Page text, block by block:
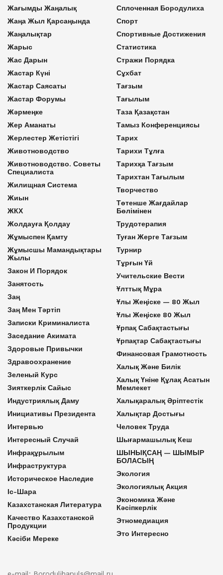
Жағымды Жаңалық
Жаңа Жыл Қарсаңында
Жаңалықтар
Жарыс
Жас Дарын
Жастар Күні
Жастар Саясаты
Жастар Форумы
Жәрмеңке
Жер Аманаты
Жерлестер Жетістігі
Животноводство
Животноводство. Советы
Специалиста
Жилищная Система
Жиын
ЖКХ
Жолдауға Қолдау
Жұмыспен Қамту
Жұмысшы Мамандықтары
Жылы
Закон И Порядок
Занятость
Заң
Заң Мен Тәртіп
Записки Криминалиста
Заседание Акимата
Здоровые Привычки
Здравоохранение
Зеленый Курс
Зияткерлік Сайыс
Индустриялық Даму
Инициативы Президента
Интервью
Интересный Случай
Инфрақұрылым
Инфраструктура
Историческое Наследие
Іс-Шара
Казахстанская Литература
Качество Казахстанской
Продукции
Кәсіби Мереке
Сплоченная Бородулиха
Спорт
Спортивные Достижения
Статистика
Стражи Порядка
Сұхбат
Тағзым
Тағылым
Таза Қазақстан
Тамыз Конференциясы
Тарих
Тарихи Тұлға
Тарихқа Тағзым
Тарихтан Тағылым
Творчество
Төтенше Жағдайлар
Бөлімінен
Трудотерапия
Туған Жерге Тағзым
Турнир
Тұрғын Үй
Учительские Вести
Ұлттық Мұра
Ұлы Жеңіске — 80 Жыл
Ұлы Жеңіске 80 Жыл
Ұрпақ Сабақтастығы
Ұрпақтар Сабақтастығы
Финансовая Грамотность
Халық Және Билік
Халық Үніне Құлақ Асатын
Мемлекет
Халықаралық Әріптестік
Халықтар Достығы
Человек Труда
Шығармашылық Кеш
ШЫНЫҚСАҢ — ШЫМЫР
БОЛАСЫҢ
Экология
Экологиялық Акция
Экономика Және
Кәсіпкерлік
Этномедиация
Это Интересно